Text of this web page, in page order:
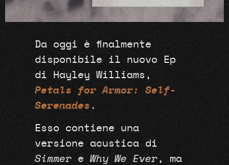
Da oggi è finalmente
disponibile il nuovo Ep
di Hayley Williams,
Petals for Armor: Self-
Serenades .
Esso contiene una
versione acustica di
Simmer eWhy We Ever , ma